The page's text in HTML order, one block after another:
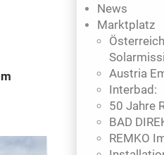
News
Marktplatz
Austria
Interbad:
50 Jahre
BAD
REMKO